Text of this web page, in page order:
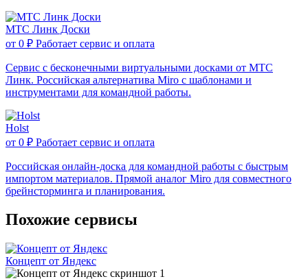
МТС Линк Доски
от 0 ₽ Работает сервис и оплата
Сервис с бесконечными виртуальными досками от МТС
Линк. Российская альтернатива Miro с шаблонами и
инструментами для командной работы.
Holst
от 0 ₽ Работает сервис и оплата
Российская онлайн-доска для командной работы с быстрым
импортом материалов. Прямой аналог Miro для совместного
брейнсторминга и планирования.
Похожие сервисы
Концепт от Яндекс